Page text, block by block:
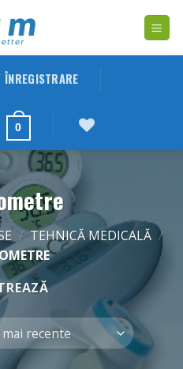
0
/ TEHNICĂ MEDICALĂ /